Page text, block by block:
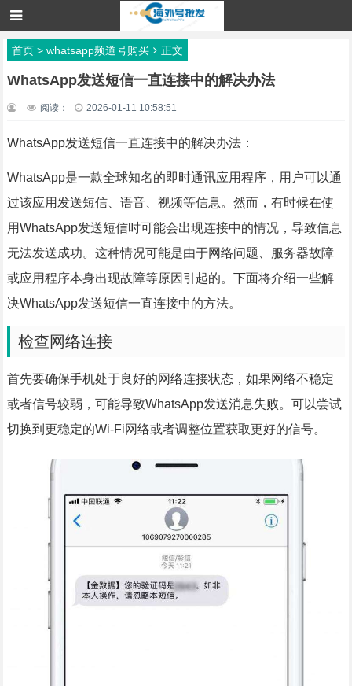
首页> whatsapp频道号购买 正文
WhatsApp发送短信一直连接中的解决办法
阅读： 2026-01-11 10:58:51
WhatsApp发送短信一直连接中的解决办法：
WhatsApp是一款全球知名的即时通讯应用程序，用户可以通
过该应用发送短信、语音、视频等信息。然而，有时候在使
用WhatsApp发送短信时可能会出现连接中的情况，导致信息
无法发送成功。这种情况可能是由于网络问题、服务器故障
或应用程序本身出现故障等原因引起的。下面将介绍一些解
决WhatsApp发送短信一直连接中的方法。
检查网络连接
首先要确保手机处于良好的网络连接状态，如果网络不稳定
或者信号较弱，可能导致WhatsApp发送消息失败。可以尝试
切换到更稳定的Wi-Fi网络或者调整位置获取更好的信号。